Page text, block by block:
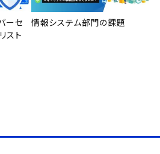
ーセ
スト
情報システム部門の課題